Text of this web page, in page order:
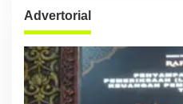
Advertorial